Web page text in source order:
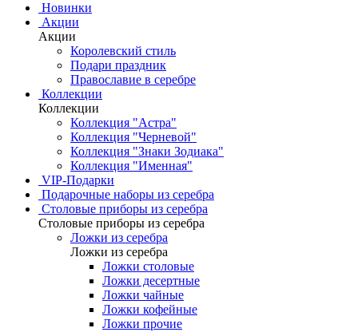
Новинки
Акции
Акции
Королевский стиль
Подари праздник
Православие в серебре
Коллекции
Коллекции
Коллекция "Астра"
Коллекция "Черневой"
Коллекция "Знаки Зодиака"
Коллекция "Именная"
VIP-Подарки
Подарочные наборы из серебра
Столовые приборы из серебра
Столовые приборы из серебра
Ложки из серебра
Ложки из серебра
Ложки столовые
Ложки десертные
Ложки чайные
Ложки кофейные
Ложки прочие